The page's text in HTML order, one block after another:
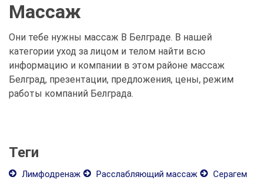
Массаж
Они тебе нужны массаж В Белграде. В нашей
категории уход за лицом и телом найти всю
информацию и компании в этом районе массаж
Белград, презентации, предложения, цены, режим
работы компаний Белграда.
Теги
Лимфодренаж Расслабляющий массаж
Серагем